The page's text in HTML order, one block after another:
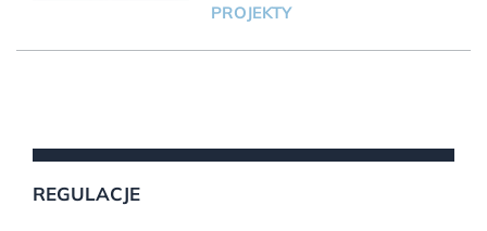
PROJEKTY
REGULACJE